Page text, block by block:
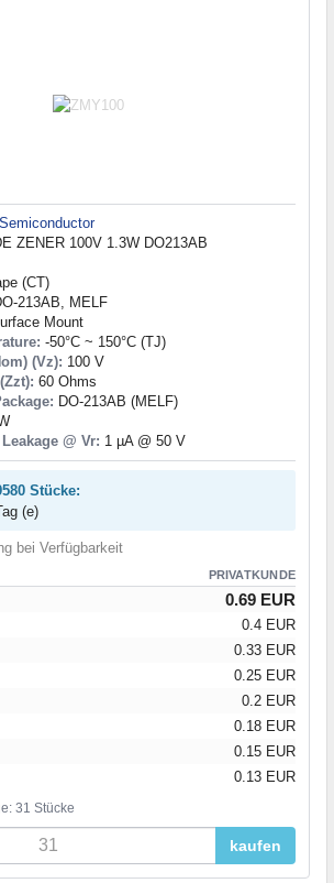
ZENER 100V 1.3W DO213AB
(CT)
213AB, MELF
Mount
-50°C ~ 150°C (TJ)
(Vz): 100 V
60 Ohms
DO-213AB (MELF)
@ Vr: 1 µA @ 50 V
Stücke:
(e)
bei Verfügbarkeit
PRIVATKUNDE
0.69 EUR
0.4 EUR
0.33 EUR
0.25 EUR
0.2 EUR
0.18 EUR
0.15 EUR
0.13 EUR
31 Stücke
kaufen